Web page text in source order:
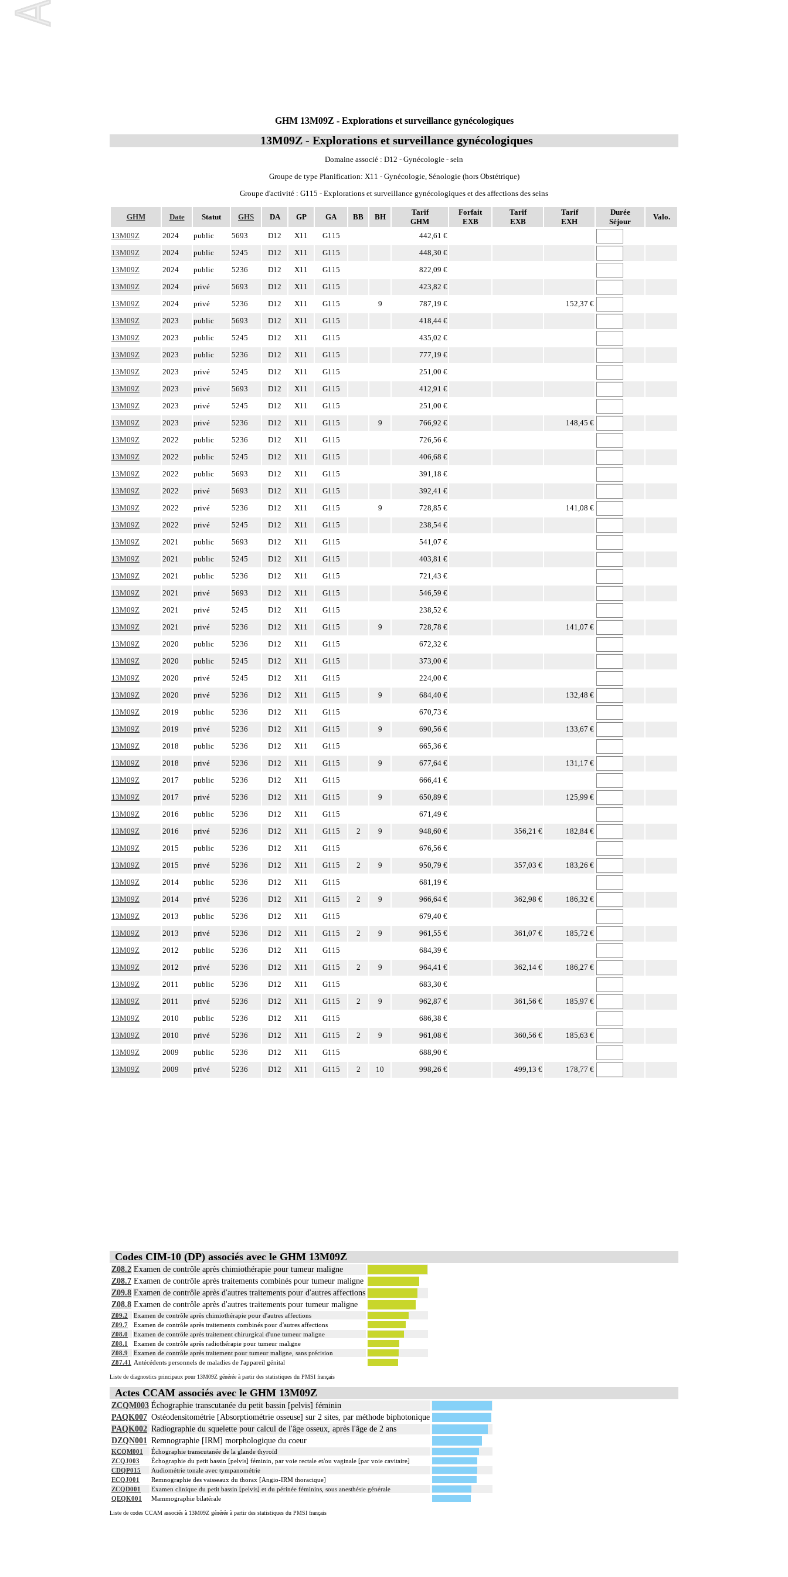
GHM Date Statut GHS DA GP GA BB BH
Tarif
GHM
Forfait
EXB
Tarif
EXB
Tarif
EXH
Durée
Séjour
Valo.
13M09Z 2024 public 5693 D12 X11 G115
442,61 €
13M09Z
2024 public 5245 D12 X11 G115
448,30 €
13M09Z
2024 public 5236 D12 X11 G115
822,09 €
13M09Z
2024 privé 5693 D12 X11 G115
423,82 €
13M09Z
2024 privé 5236 D12 X11 G115 9 787,19 €
152,37 €
13M09Z
2023 public 5693 D12 X11 G115
418,44 €
13M09Z
2023 public 5245 D12 X11 G115
435,02 €
13M09Z
2023 public 5236 D12 X11 G115
777,19 €
13M09Z
2023 privé 5245 D12 X11 G115
251,00 €
13M09Z
2023 privé 5693 D12 X11 G115
412,91 €
13M09Z
2023 privé 5245 D12 X11 G115
251,00 €
13M09Z
2023 privé 5236 D12 X11 G115 9 766,92 €
148,45 €
13M09Z
2022 public 5236 D12 X11 G115
726,56 €
13M09Z
2022 public 5245 D12 X11 G115
406,68 €
13M09Z
2022 public 5693 D12 X11 G115
391,18 €
13M09Z
2022 privé 5693 D12 X11 G115
392,41 €
13M09Z
2022 privé 5236 D12 X11 G115 9 728,85 €
141,08 €
13M09Z
2022 privé 5245 D12 X11 G115
238,54 €
13M09Z
2021 public 5693 D12 X11 G115
541,07 €
13M09Z
2021 public 5245 D12 X11 G115
403,81 €
13M09Z
2021 public 5236 D12 X11 G115
721,43 €
13M09Z
2021 privé 5693 D12 X11 G115
546,59 €
13M09Z
2021 privé 5245 D12 X11 G115
238,52 €
13M09Z
2021 privé 5236 D12 X11 G115 9 728,78 €
141,07 €
13M09Z
2020 public 5236 D12 X11 G115
672,32 €
13M09Z
2020 public 5245 D12 X11 G115
373,00 €
13M09Z
2020 privé 5245 D12 X11 G115
224,00 €
13M09Z
2020 privé 5236 D12 X11 G115 9 684,40 €
132,48 €
13M09Z
2019 public 5236 D12 X11 G115
670,73 €
13M09Z
2019 privé 5236 D12 X11 G115 9 690,56 €
133,67 €
13M09Z
2018 public 5236 D12 X11 G115
665,36 €
13M09Z
2018 privé 5236 D12 X11 G115 9 677,64 €
131,17 €
13M09Z
2017 public 5236 D12 X11 G115
666,41 €
13M09Z
2017 privé 5236 D12 X11 G115 9 650,89 €
125,99 €
13M09Z
2016 public 5236 D12 X11 G115
671,49 €
13M09Z
2016 privé 5236 D12 X11 G115 2 9 948,60 € 356,21 €
182,84 €
13M09Z
2015 public 5236 D12 X11 G115
676,56 €
13M09Z
2015 privé 5236 D12 X11 G115 2 9 950,79 € 357,03 €
183,26 €
13M09Z
2014 public 5236 D12 X11 G115
681,19 €
13M09Z
2014 privé 5236 D12 X11 G115 2 9 966,64 € 362,98 €
186,32 €
13M09Z
2013 public 5236 D12 X11 G115
679,40 €
13M09Z
2013 privé 5236 D12 X11 G115 2 9 961,55 € 361,07 €
185,72 €
13M09Z
2012 public 5236 D12 X11 G115
684,39 €
13M09Z
2012 privé 5236 D12 X11 G115 2 9 964,41 € 362,14 €
186,27 €
13M09Z
2011 public 5236 D12 X11 G115
683,30 €
13M09Z
2011 privé 5236 D12 X11 G115 2 9 962,87 € 361,56 €
185,97 €
13M09Z
2010 public 5236 D12 X11 G115
686,38 €
13M09Z
2010 privé 5236 D12 X11 G115 2 9 961,08 € 360,56 €
185,63 €
13M09Z
2009 public 5236 D12 X11 G115
688,90 €
13M09Z
2009 privé 5236 D12 X11 G115 2 10 998,26 € 499,13 € 178,77 €
GHM 13M09Z - Explorations et surveillance gynécologiques
13M09Z - Explorations et surveillance gynécologiques
Domaine associé : D12 - Gynécologie - sein
Groupe de type Planification: X11 - Gynécologie, Sénologie (hors Obstétrique)
Groupe d'activité : G115 - Explorations et surveillance gynécologiques et des affections des seins
Codes CIM-10 (DP) associés avec le GHM 13M09Z
Z08.2 Examen de contrôle après chimiothérapie pour tumeur maligne
Z08.7 Examen de contrôle après traitements combinés pour tumeur maligne
Z09.8 Examen de contrôle après d'autres traitements pour d'autres affections
Z08.8 Examen de contrôle après d'autres traitements pour tumeur maligne
Z09.2
Examen de contrôle après chimiothérapie pour d'autres affections
Z09.7
Examen de contrôle après traitements combinés pour d'autres affections
Z08.0
Examen de contrôle après traitement chirurgical d'une tumeur maligne
Z08.1
Examen de contrôle après radiothérapie pour tumeur maligne
Z08.9
Examen de contrôle après traitement pour tumeur maligne, sans précision
Z87.41 Antécédents personnels de maladies de l'appareil génital
Liste de diagnostics principaux pour 13M09Z générée à partir des statistiques du PMSI français
Actes CCAM associés avec le GHM 13M09Z
ZCQM003 Échographie transcutanée du petit bassin [pelvis] féminin
PAQK007 Ostéodensitométrie [Absorptiométrie osseuse] sur 2 sites, par méthode biphotonique
PAQK002 Radiographie du squelette pour calcul de l'âge osseux, après l'âge de 2 ans
DZQN001 Remnographie [IRM] morphologique du coeur
KCQM001
Échographie transcutanée de la glande thyroïd
ZCQJ003
Échographie du petit bassin [pelvis] féminin, par voie rectale et/ou vaginale [par voie cavitaire]
CDQP015
Audiométrie tonale avec tympanométrie
ECQJ001
Remnographie des vaisseaux du thorax [Angio-IRM thoracique]
ZCQD001
Examen clinique du petit bassin [pelvis] et du périnée féminins, sous anesthésie générale
QEQK001
Mammographie bilatérale
Liste de codes CCAM associés à 13M09Z générée à partir des statistiques du PMSI français